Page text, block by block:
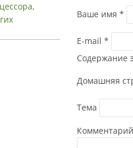
Ваше имя *
E-mail *
Содержание
Домашняя
Тема
Комментарий